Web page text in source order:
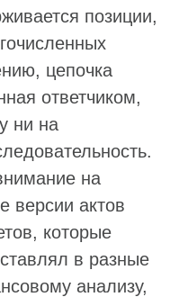
позиции,
цепочка
ответчиком,
ни на
на
версии актов
которые
в разные
анализу,